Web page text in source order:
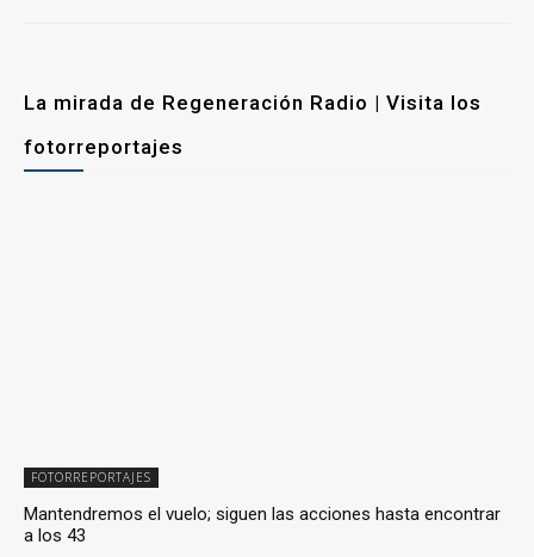
La mirada de Regeneración Radio | Visita los
fotorreportajes
FOTORREPORTAJES
Mantendremos el vuelo; siguen las acciones hasta encontrar
a los 43